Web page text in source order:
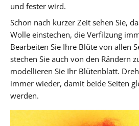
und fester wird.
Schon nach kurzer Zeit sehen Sie,
Wolle einstechen, die Verfilzung
Bearbeiten Sie Ihre Blüte von allen
stechen Sie auch von den Rändern
modellieren Sie Ihr Blütenblatt.
immer wieder, damit beide Seiten
werden.